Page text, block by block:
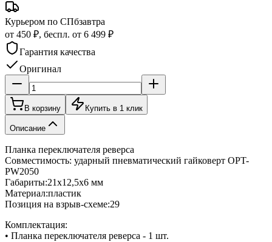
Курьером по СПбзавтра
от 450 ₽, беспл. от 6 499 ₽
Гарантия качества
Оригинал
В корзину Купить в 1 клик
Описание
Планка переключателя реверса
Совместимость: ударный пневматический гайковерт OPT-
PW2050
Габариты:21х12,5х6 мм
Материал:пластик
Позиция на взрыв-схеме:29
Комплектация:
• Планка переключателя реверса - 1 шт.